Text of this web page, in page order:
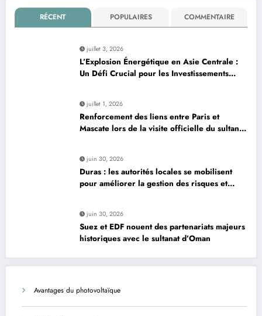
RÉCENT POPULAIRES COMMENTAIRE
juillet 3, 2026
L’Explosion Énergétique en Asie Centrale :
Un Défi Crucial pour les Investissements
juillet 1, 2026
Renforcement des liens entre Paris et
Mascate lors de la visite officielle du sultan
juin 30, 2026
Duras : les autorités locales se mobilisent
pour améliorer la gestion des risques et
juin 30, 2026
Suez et EDF nouent des partenariats majeurs
historiques avec le sultanat d’Oman
Avantages du photovoltaïque